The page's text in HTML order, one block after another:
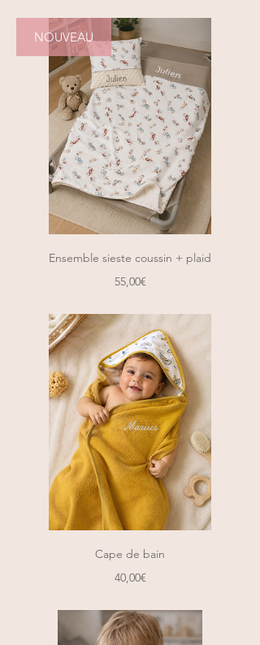
NOUVEAU
Ensemble sieste coussin + plaid
55,00€Prix
Cape de bain
40,00€Prix